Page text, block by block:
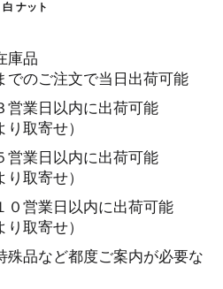
白 ナット
庫品
でのご注文で当日出荷可能
営業日以内に出荷可能
り取寄せ）
営業日以内に出荷可能
り取寄せ）
０営業日以内に出荷可能
り取寄せ）
殊品など都度ご案内が必要な